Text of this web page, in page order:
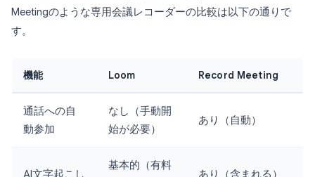
Meetingのような専用会議レコーダーの比較は以下の通りで
す。
機能 Loom Record Meeting
通話への自
動参加
なし（手動開
始が必要）
あり（自動）
AI文字起こし
基本的（有料
あり（含まれる）